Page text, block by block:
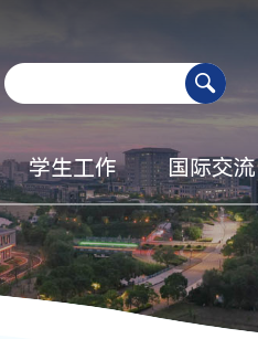
学生工作 国际交流